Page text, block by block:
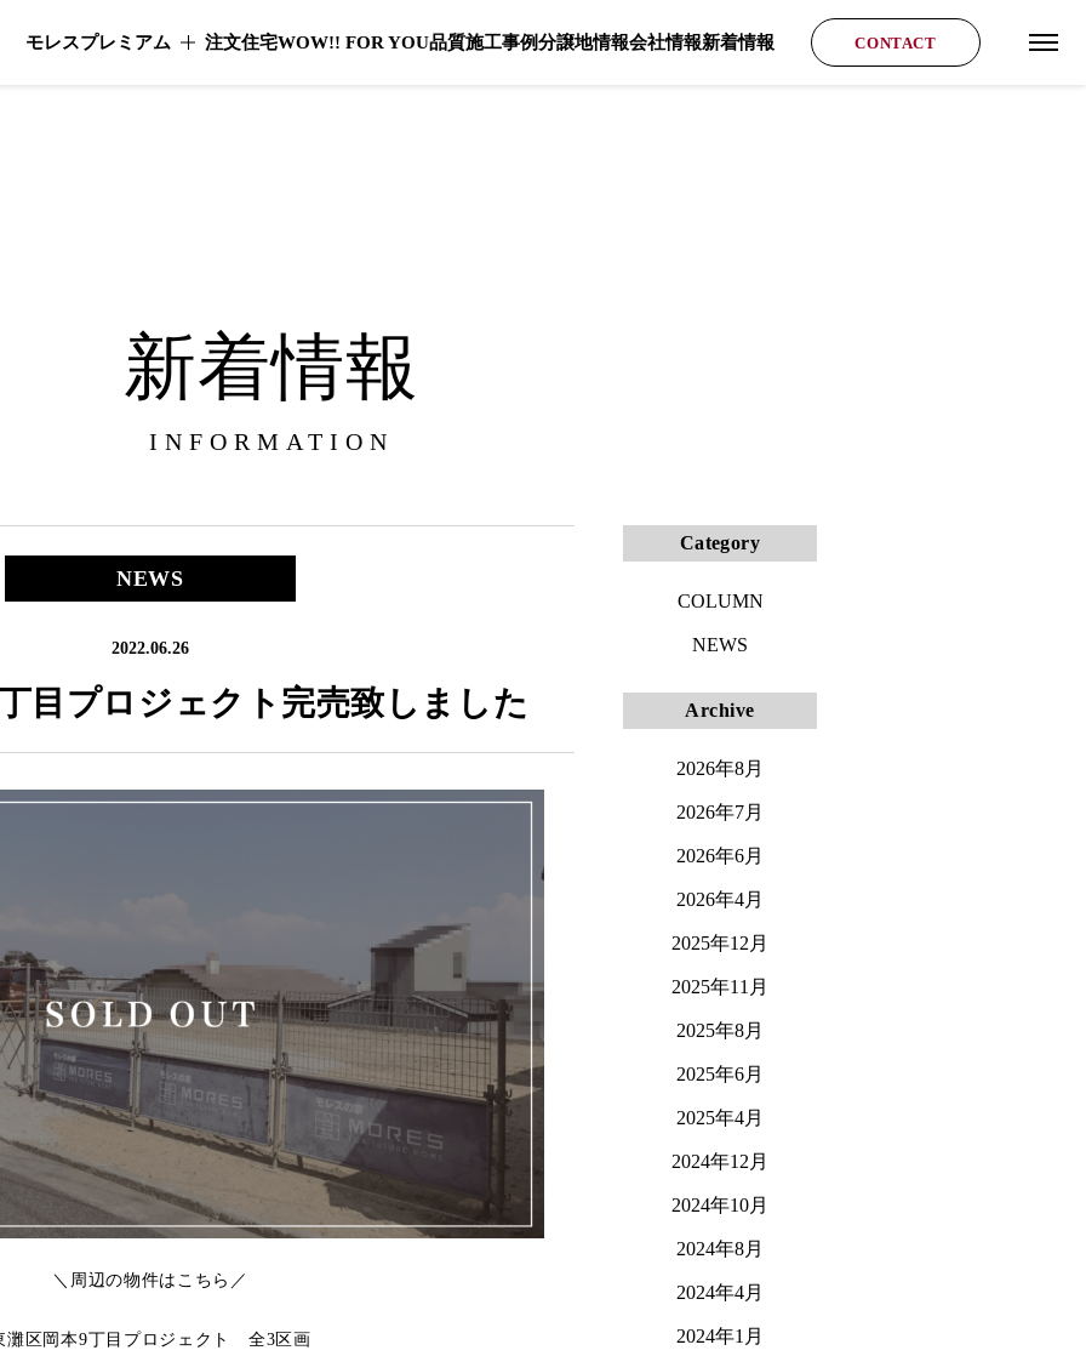
モレスプレミアム モレスプレミアムのメニューを開く
注文住宅WOW!! FOR YOU品質施工事例分譲地情報会社情報新着情報 CONTACT
グロ
新着情報
INFORMATION
NEWS
2022.06.26
目プロジェクト完売致しました
＼周辺の物件はこちら／
灘区岡本9丁目プロジェクト 全3区画
Category
COLUMN
NEWS
Archive
2026年8月
2026年7月
2026年6月
2026年4月
2025年12月
2025年11月
2025年8月
2025年6月
2025年4月
2024年12月
2024年10月
2024年8月
2024年4月
2024年1月